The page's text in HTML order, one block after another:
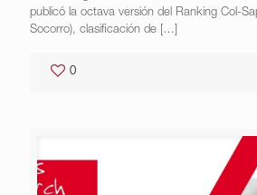
publicó la octava versión del Ranking Col-
Socorro), clasificación de […]
0